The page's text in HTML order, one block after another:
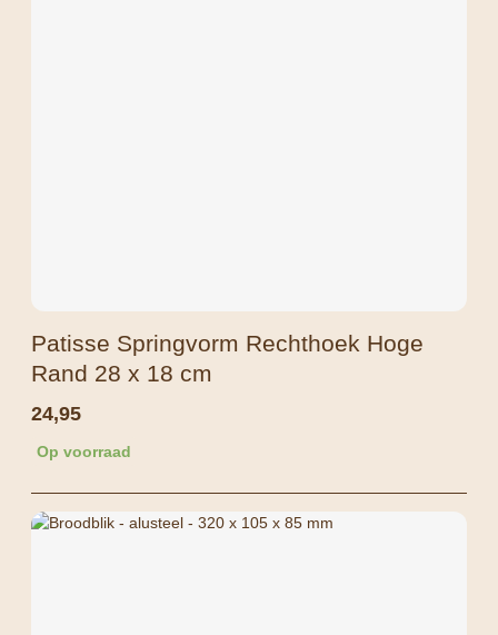
Patisse Springvorm Rechthoek Hoge
Rand 28 x 18 cm
24,95
Op voorraad